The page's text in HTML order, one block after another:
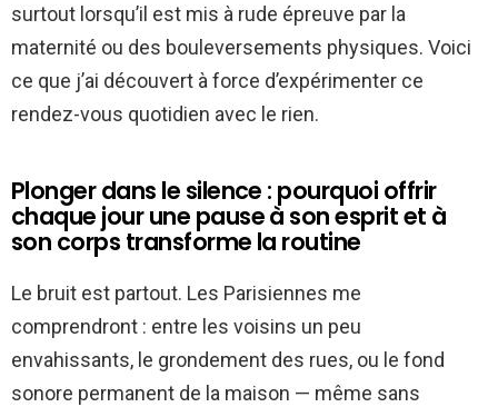
surtout lorsqu’il est mis à rude épreuve par la
maternité ou des bouleversements physiques. Voici
ce que j’ai découvert à force d’expérimenter ce
rendez-vous quotidien avec le rien.
Plonger dans le silence : pourquoi offrir
chaque jour une pause à son esprit et à
son corps transforme la routine
Le bruit est partout. Les Parisiennes me
comprendront : entre les voisins un peu
envahissants, le grondement des rues, ou le fond
sonore permanent de la maison — même sans